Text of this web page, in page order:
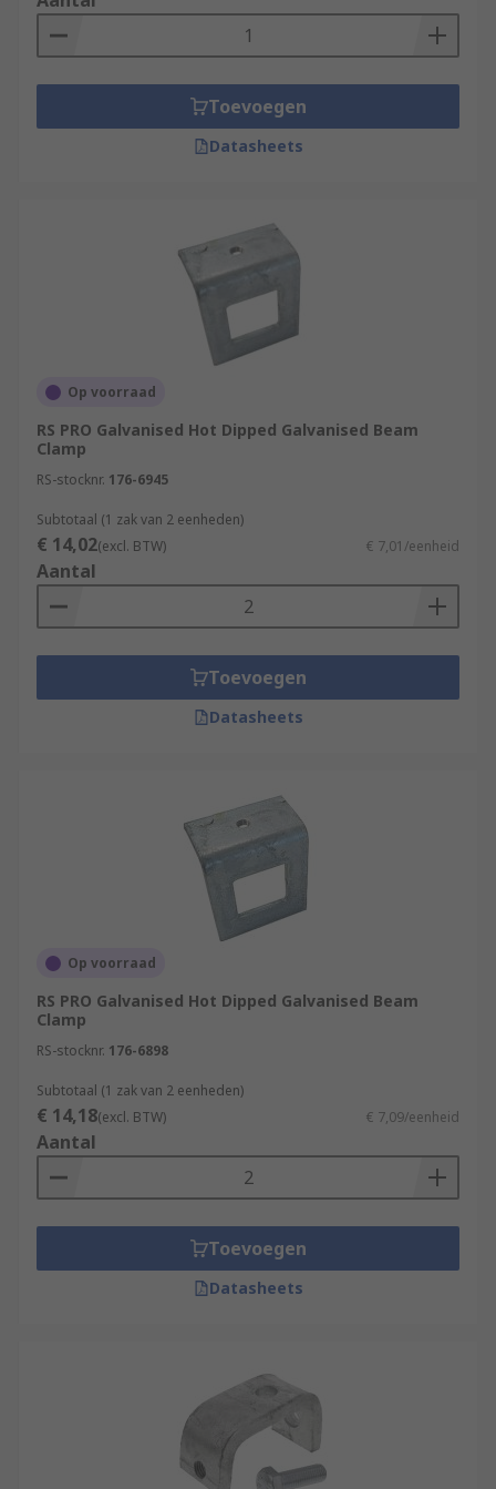
construction. These beam clamps have
adjustable jaws which are clamped around the
spindle. A locking device ensures a secure and
safe connection to the beam. The design of
universal beam clamps helps reduce flange
enable them to fit a wide range of flange widths
Toevoegen
Datasheets
Op voorraad
RS PRO Galvanised Hot Dipped Galvanised Beam
Clamp
RS-stocknr. 176-6945
Subtotaal (1 zak van 2 eenheden)
€ 14,02(excl. BTW) € 7,01/eenheid
Aantal
Toevoegen
Datasheets
Op voorraad
RS PRO Galvanised Hot Dipped Galvanised Beam
Clamp
RS-stocknr. 176-6898
Subtotaal (1 zak van 2 eenheden)
€ 14,18(excl. BTW) € 7,09/eenheid
Aantal
Toevoegen
Datasheets